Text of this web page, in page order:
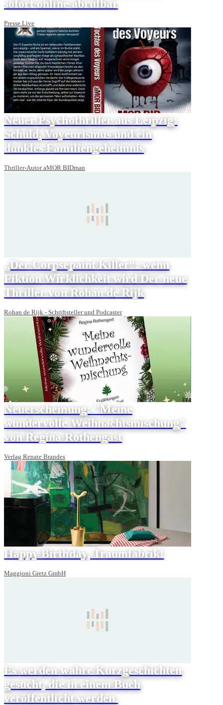
sofort online abrufbar
Presse.Live
Neuer Psychothriller aus Leipzig:
Schuld, Voyeurismus und ein
dunkles Familiengeheimnis
Thriller-Autor aMOR BIDman
„Der Corpsepaint Killer“: wenn
Fiktion Wirklichkeit wird Der neue
Thriller von Rohan de Rijk
Rohan de Rijk - Schriftsteller und Podcaster
Neuerscheinung: "Meine
wundervolle Weihnachtsmischung"
von Regina Rothengast
Verlag Renate Brandes
Happy Birthday, Traumfabrik!
Maggioni Gretz GmbH
Es werden wahre Kurzgeschichten
gesucht, die in einem Buch
veröffentlicht werden.